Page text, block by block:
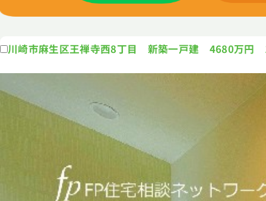
川崎市麻生区王禅寺西8丁目 新築一戸建 4680万円